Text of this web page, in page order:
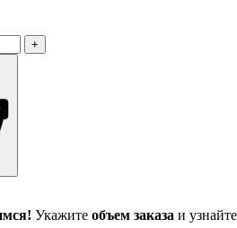
+
Укажите объем заказа и